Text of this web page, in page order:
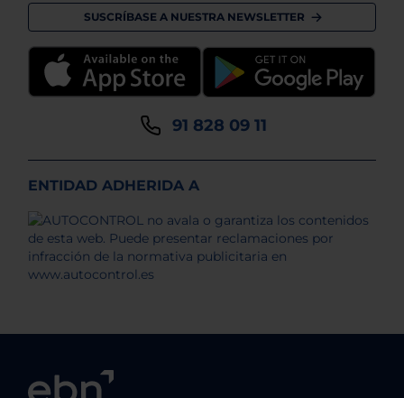
SUSCRÍBASE A NUESTRA NEWSLETTER
91 828 09 11
ENTIDAD ADHERIDA A